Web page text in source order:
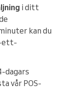
i ditt
kan du
ett-
dagars
vår POS-